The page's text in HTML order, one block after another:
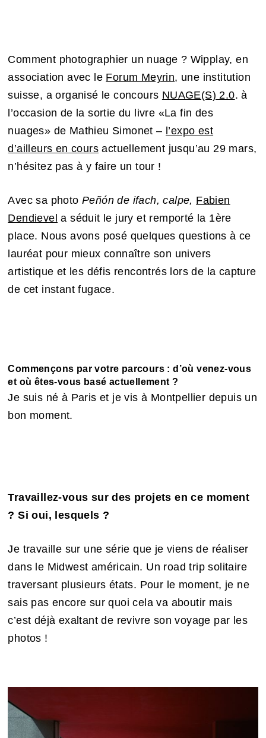
Comment photographier un nuage ? Wipplay, en
association avec le Forum Meyrin, une institution
suisse, a organisé le concours NUAGE(S) 2.0. à
l’occasion de la sortie du livre «La fin des
nuages» de Mathieu Simonet – l’expo est
d’ailleurs en cours actuellement jusqu’au 29 mars,
n’hésitez pas à y faire un tour !
Avec sa photoPeñón de ifach, calpe, Fabien
Dendievel a séduit le jury et remporté la 1ère
place. Nous avons posé quelques questions à ce
lauréat pour mieux connaître son univers
artistique et les défis rencontrés lors de la capture
de cet instant fugace.
Commençons par votre parcours : d’où venez-vous
et où êtes-vous basé actuellement ?
Je suis né à Paris et je vis à Montpellier depuis un
bon moment.
Travaillez-vous sur des projets en ce moment
? Si oui, lesquels ?
Je travaille sur une série que je viens de réaliser
dans le Midwest américain. Un road trip solitaire
traversant plusieurs états. Pour le moment, je ne
sais pas encore sur quoi cela va aboutir mais
c’est déjà exaltant de revivre son voyage par les
photos !